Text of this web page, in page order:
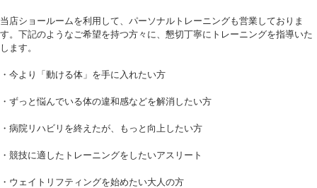
当店ショールームを利用して、パーソナルトレーニングも営業しておりま
す。下記のようなご希望を持つ方々に、懇切丁寧にトレーニングを指導いた
します。
・今より「動ける体」を手に入れたい方
・ずっと悩んでいる体の違和感などを解消したい方
・病院リハビリを終えたが、もっと向上したい方
・競技に適したトレーニングをしたいアスリート
・ウェイトリフティングを始めたい大人の方